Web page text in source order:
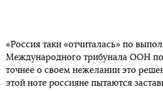
«Россия таки «отчиталась» по
Международного трибунала ООН
точнее о своем нежелании это
этой ноте россияне пытаются